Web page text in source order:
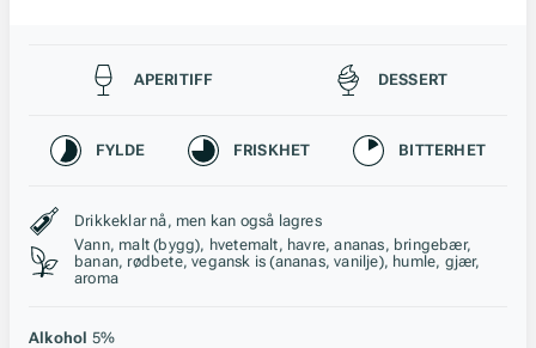
Passer tilAPERITIFF DESSERT
Karakteristikk
FYLDE FRISKHET BITTERHET
Stil, lagring og råstoff
Drikkeklar nå, men kan også lagres
Vann, malt (bygg), hvetemalt, havre, ananas, bringebær,
banan, rødbete, vegansk is (ananas, vanilje), humle, gjær,
aroma
Alkohol 5%